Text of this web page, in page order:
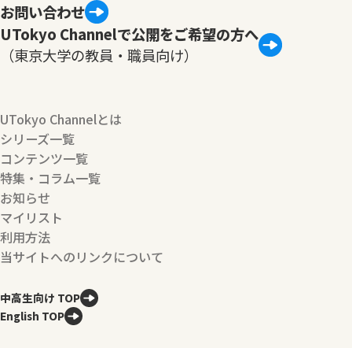
お問い合わせ
UTokyo Channelで公開をご希望の方へ
（東京大学の教員・職員向け）
UTokyo Channelとは
シリーズ一覧
コンテンツ一覧
特集・コラム一覧
お知らせ
マイリスト
利用方法
当サイトへのリンクについて
中高生向け TOP
English TOP